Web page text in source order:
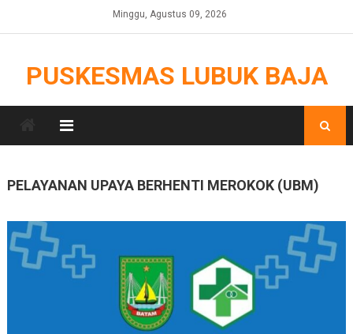
Minggu, Agustus 09, 2026
PUSKESMAS LUBUK BAJA
PELAYANAN UPAYA BERHENTI MEROKOK (UBM)